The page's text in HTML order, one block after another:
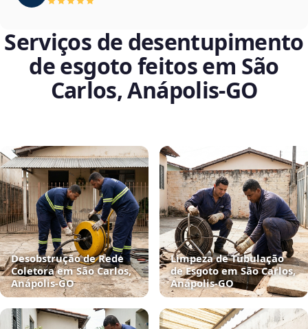
Serviços de desentupimento
de esgoto feitos em São
Carlos, Anápolis‑GO
Desobstrução de Rede
Coletora em São Carlos,
Anápolis‑GO
Limpeza de Tubulação
de Esgoto em São Carlos,
Anápolis‑GO